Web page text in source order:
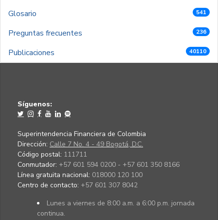
Glosario 541
Preguntas frecuentes 236
Publicaciones 40110
Síguenos:
Superintendencia Financiera de Colombia
Dirección: Calle 7 No. 4 - 49 Bogotá, D.C.
Código postal: 111711
Conmutador: +57 601 594 0200 - +57 601 350 8166
Línea gratuita nacional: 018000 120 100
Centro de contacto: +57 601 307 8042
Lunes a viernes de 8:00 a.m. a 6:00 p.m. jornada
continua.